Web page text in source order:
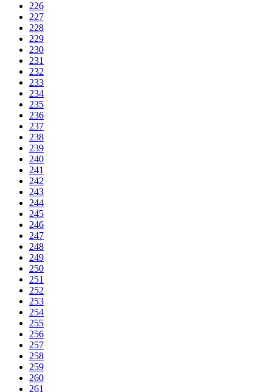
226
227
228
229
230
231
232
233
234
235
236
237
238
239
240
241
242
243
244
245
246
247
248
249
250
251
252
253
254
255
256
257
258
259
260
261